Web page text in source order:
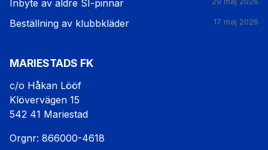
Inbyte av äldre SI-pinnar
Beställning av klubbkläder 17 maj 2026
MARIESTADS FK
c/o Håkan Lööf
Klövervägen 15
542 41 Mariestad
Orgnr: 866000-4618